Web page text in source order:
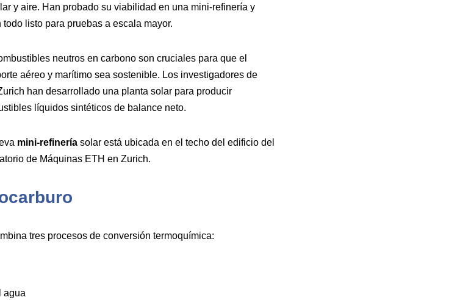
y aire. Han probado su viabilidad en una mini-refinería y
todo listo para pruebas a escala mayor.
neutros en carbono son cruciales para que el
aéreo y marítimo sea sostenible. Los investigadores de
han desarrollado una planta solar para producir
líquidos sintéticos de balance neto.
mini-refinería solar está ubicada en el techo del edificio del
de Máquinas ETH en Zurich.
tres procesos de conversión termoquímica:
agua